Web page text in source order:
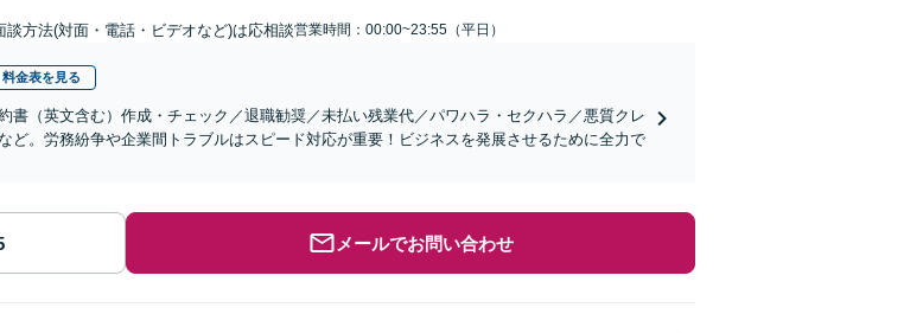
談方法(対面・電話・ビデオなど)は応相談営業時間：00:00~23:55（平日）
料金表を見る
書（英文含む）作成・チェック／退職勧奨／未払い残業代／パワハラ・セクハラ／悪質クレ
ど。労務紛争や企業間トラブルはスピード対応が重要！ビジネスを発展させるために全力で
メールでお問い合わせ